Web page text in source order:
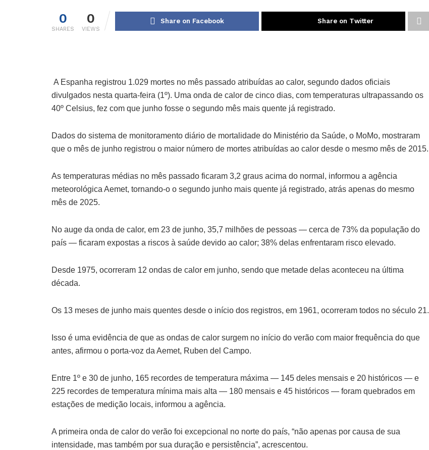
0
SHARES
0
VIEWS
Share on Facebook Share on Twitter
A Espanha registrou 1.029 mortes no mês passado atribuídas ao calor, segundo dados oficiais
divulgados nesta quarta-feira (1º). Uma onda de calor de cinco dias, com temperaturas ultrapassando os
40º Celsius, fez com que junho fosse o segundo mês mais quente já registrado.
Dados do sistema de monitoramento diário de mortalidade do Ministério da Saúde, o MoMo, mostraram
que o mês de junho registrou o maior número de mortes atribuídas ao calor desde o mesmo mês de 2015.
As temperaturas médias no mês passado ficaram 3,2 graus acima do normal, informou a agência
meteorológica Aemet, tornando-o o segundo junho mais quente já registrado, atrás apenas do mesmo
mês de 2025.
No auge da onda de calor, em 23 de junho, 35,7 milhões de pessoas — cerca de 73% da população do
país — ficaram expostas a riscos à saúde devido ao calor; 38% delas enfrentaram risco elevado.
Desde 1975, ocorreram 12 ondas de calor em junho, sendo que metade delas aconteceu na última
década.
Os 13 meses de junho mais quentes desde o início dos registros, em 1961, ocorreram todos no século 21.
Isso é uma evidência de que as ondas de calor surgem no início do verão com maior frequência do que
antes, afirmou o porta-voz da Aemet, Ruben del Campo.
Entre 1º e 30 de junho, 165 recordes de temperatura máxima — 145 deles mensais e 20 históricos — e
225 recordes de temperatura mínima mais alta — 180 mensais e 45 históricos — foram quebrados em
estações de medição locais, informou a agência.
A primeira onda de calor do verão foi excepcional no norte do país, “não apenas por causa de sua
intensidade, mas também por sua duração e persistência”, acrescentou.